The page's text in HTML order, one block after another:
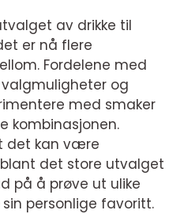
av drikke til
er nå flere
Fordelene med
og
med smaker
kombinasjonen.
det kan være
det store utvalget
på å prøve ut ulike
personlige favoritt.